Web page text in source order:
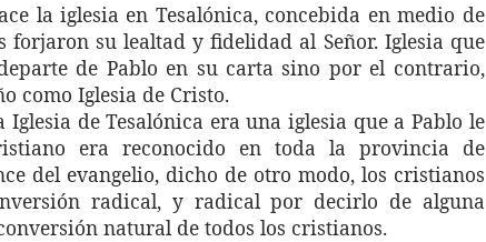
la iglesia en Tesalónica, concebida en medio de
su lealtad y fidelidad al Señor. Iglesia que
de Pablo en su carta sino por el contrario,
como Iglesia de Cristo.
de Tesalónica era una iglesia que a Pablo le
era reconocido en toda la provincia de
del evangelio, dicho de otro modo, los cristianos
radical, y radical por decirlo de alguna
natural de todos los cristianos.